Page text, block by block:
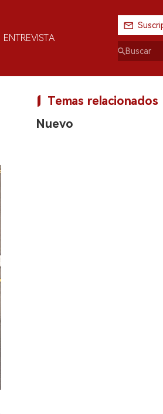
ENTREVISTA
Temas relacionados
Nuevo